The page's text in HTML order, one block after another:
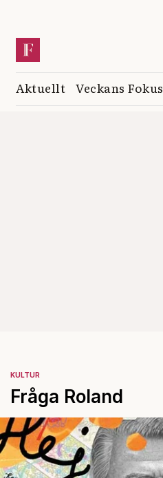
Aktuellt Veckans Fokus
KULTUR
Fråga Roland